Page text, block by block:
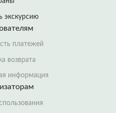
экскурсию
платежей
возврата
информация